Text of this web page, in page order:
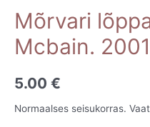
Mõrvari
Mcbain. 2001
5.00 €
Normaalses seisukorras.